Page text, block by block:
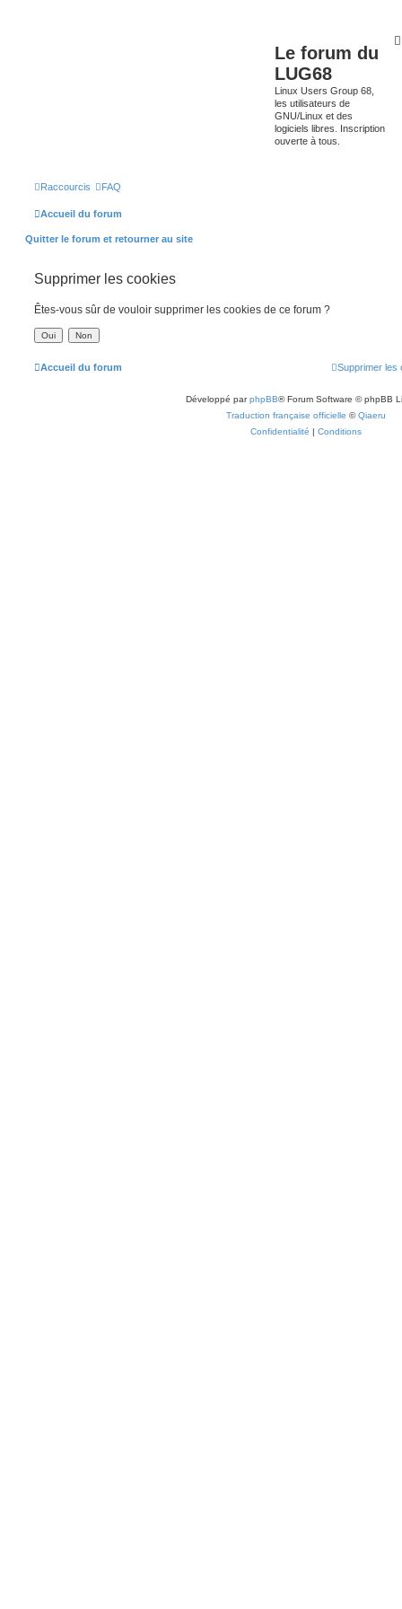
Le forum du
LUG68
Linux Users Group 68,
les utilisateurs de
GNU/Linux et des
logiciels libres. Inscription
ouverte à tous.
Raccourcis FAQ
Accueil du forum
Quitter le forum et retourner au site
Supprimer les cookies
Êtes-vous sûr de vouloir supprimer les cookies de ce forum ?
Accueil du forum Supprimer les
Développé parphpBB® Forum Software © phpBB
Traduction française officielle ©Qiaeru
Confidentialité | Conditions